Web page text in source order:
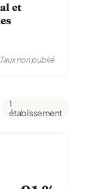
et
Taux non publié
1
établissement